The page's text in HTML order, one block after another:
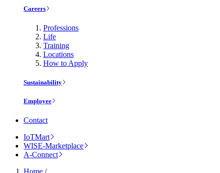
Careers
Professions
Life
Training
Locations
How to Apply
Sustainability
Employee
Contact
IoTMart
WISE-Marketplace
A-Connect